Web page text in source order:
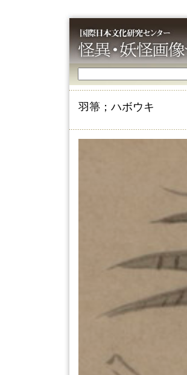
羽箒；ハボウキ